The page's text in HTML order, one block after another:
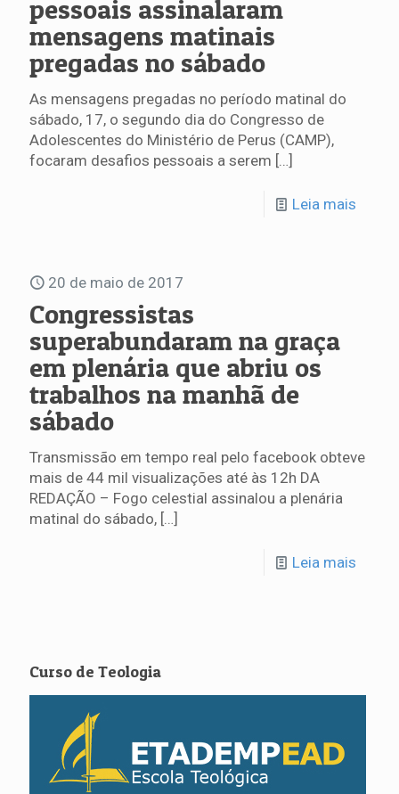
pessoais assinalaram
mensagens matinais
pregadas no sábado
As mensagens pregadas no período matinal do
sábado, 17, o segundo dia do Congresso de
Adolescentes do Ministério de Perus (CAMP),
focaram desafios pessoais a serem […]
Leia mais
20 de maio de 2017
Congressistas
superabundaram na graça
em plenária que abriu os
trabalhos na manhã de
sábado
Transmissão em tempo real pelo facebook obteve
mais de 44 mil visualizações até às 12h DA
REDAÇÃO – Fogo celestial assinalou a plenária
matinal do sábado, […]
Leia mais
Curso de Teologia